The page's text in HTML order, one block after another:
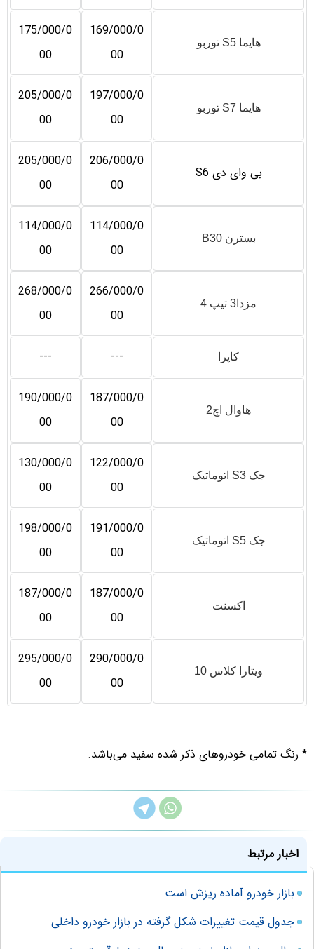
هایما S5 توربو
169/000/0
00
175/000/0
00
هایما S7 توربو
197/000/0
00
205/000/0
00
بی وای دی S6
206/000/0
00
205/000/0
00
بسترن B30
114/000/0
00
114/000/0
00
مزدا3 تیپ 4
266/000/0
00
268/000/0
00
کاپرا ---
---
هاوال اچ2
187/000/0
00
190/000/0
00
جک S3 اتوماتیک
122/000/0
00
130/000/0
00
جک S5 اتوماتیک
191/000/0
00
198/000/0
00
اکسنت
187/000/0
00
187/000/0
00
ویتارا کلاس 10
290/000/0
00
295/000/0
00
* رنگ تمامی خودروهای ذکر شده سفید می‌باشد.
اخبار مرتبط
بازار خودرو آماده ریزش است
جدول قیمت تغییرات شکل گرفته در بازار خودرو داخلی